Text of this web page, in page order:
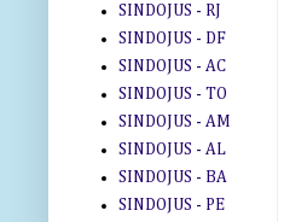
SINDOJUS - RJ
SINDOJUS - DF
SINDOJUS - AC
SINDOJUS - TO
SINDOJUS - AM
SINDOJUS - AL
SINDOJUS - BA
SINDOJUS - PE